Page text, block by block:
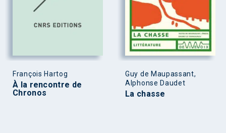
François Hartog
À la rencontre de
Chronos
Guy de Maupassant,
Alphonse Daudet
La chasse